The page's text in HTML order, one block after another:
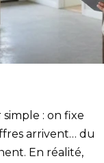
: on fixe
arrivent… du
En réalité,